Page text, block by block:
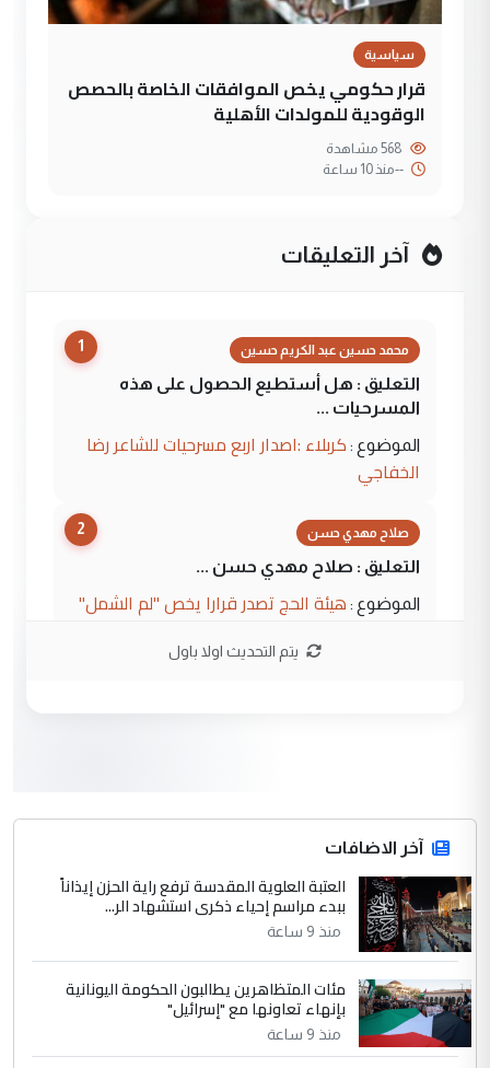
سياسية
قرار حكومي يخص الموافقات الخاصة بالحصص
الوقودية للمولدات الأهلية
--منذ 10 ساعة
آخر التعليقات
1 محمد حسين عبد الكريم حسين
التعليق : هل أستطيع الحصول على هذه
المسرحيات ...
الموضوع : كربلاء :اصدار اربع مسرحيات للشاعر رضا
الخفاجي
2 صلاح مهدي حسن
التعليق : صلاح مهدي حسن ...
الموضوع : هيئة الحج تصدر قرارا يخص "لم الشمل"
hadi
التعليق : تحيه اخويه حسينيه اي انسان مهما
كان محدود المعرفه بتفاصيل احداث المنطقه
يقول بما لايقبل ...
أردوغان يؤكد ان اتفاقية مكة للدفاع
المشترك لا تستهدف أية دولة ومفتوحة لانضمام
الدول الشقيقة
يتم التحديث اولا باول
آخر الاضافات
العتبة العلوية المقدسة ترفع راية الحزن إيذاناً
ببدء مراسم إحياء ذكرى استشهاد الر...
منذ 9 ساعة
مئات المتظاهرين يطالبون الحكومة اليونانية
بإنهاء تعاونها مع "إسرائيل"
منذ 9 ساعة